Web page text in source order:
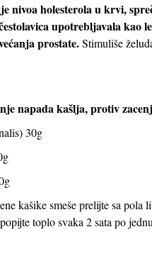
nivoa holesterola u krvi,
upotrebljavala kao
prostate.Stimuliše
napada kašlja, protiv
30g
kašike smeše prelijte sa
toplo svaka 2 sata po